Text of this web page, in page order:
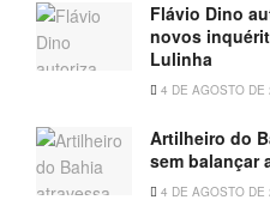
Flávio Dino
novos
Lulinha
4 DE AGOSTO DE
Artilheiro do
sem balançar
4 DE AGOSTO DE